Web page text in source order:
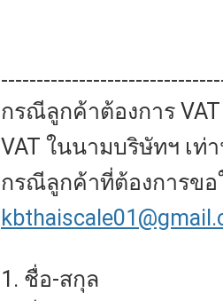
กรณีลูกค้าต้องการ
VAT ในนามบริษัทฯ เท่
กรณีลูกค้าที่ต้องการขอ
1. ชื่อ-สกุล